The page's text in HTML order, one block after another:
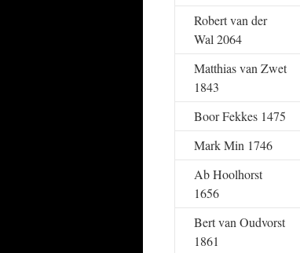
Robert van der
Wal 2064
Matthias van Zwet
1843
Boor Fekkes 1475
Mark Min 1746
Ab Hoolhorst
1656
Bert van Oudvorst
1861